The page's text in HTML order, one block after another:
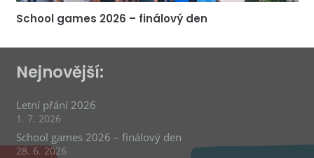
School games 2026 – finálový den
Nejnovější:
Letní přání 2026
1. 7. 2026
School games 2026 – finálový den
28. 6. 2026